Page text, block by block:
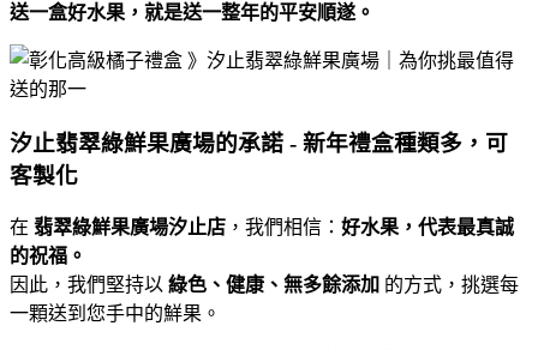
送一盒好水果，就是送一整年的平安順遂。
汐止翡翠綠鮮果廣場的承諾 - 新年禮盒種類多，可
客製化
在 翡翠綠鮮果廣場汐止店 ，我們相信： 好水果，代表最真誠
的祝福。
因此，我們堅持以 綠色、健康、無多餘添加 的方式，挑選每
一顆送到您手中的鮮果。